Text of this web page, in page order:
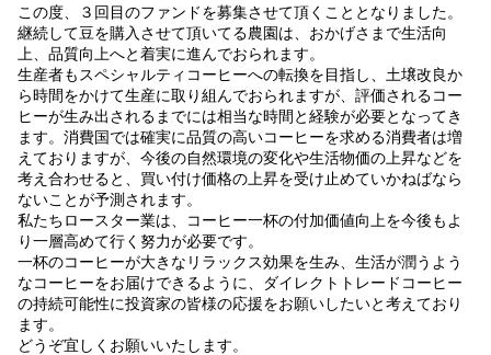
この度、３回目のファンドを募集させて頂くこととなりました。
継続して豆を購入させて頂いてる農園は、おかげさまで生活向
上、品質向上へと着実に進んでおられます。
生産者もスペシャルティコーヒーへの転換を目指し、土壌改良か
ら時間をかけて生産に取り組んでおられますが、評価されるコー
ヒーが生み出されるまでには相当な時間と経験が必要となってき
ます。消費国では確実に品質の高いコーヒーを求める消費者は増
えておりますが、今後の自然環境の変化や生活物価の上昇などを
考え合わせると、買い付け価格の上昇を受け止めていかねばなら
ないことが予測されます。
私たちロースター業は、コーヒー一杯の付加価値向上を今後もよ
り一層高めて行く努力が必要です。
一杯のコーヒーが大きなリラックス効果を生み、生活が潤うよう
なコーヒーをお届けできるように、ダイレクトトレードコーヒー
の持続可能性に投資家の皆様の応援をお願いしたいと考えており
ます。
どうぞ宜しくお願いいたします。